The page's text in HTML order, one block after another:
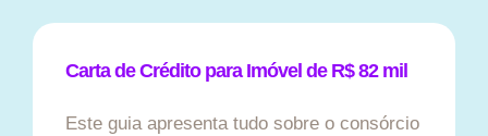
Carta de Crédito para Imóvel de R$ 82 mil
Este guia apresenta tudo sobre o consórcio